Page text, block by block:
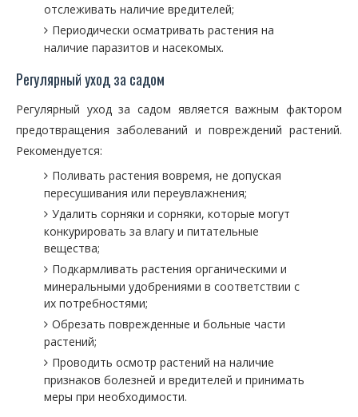
отслеживать наличие вредителей;
Периодически осматривать растения на
наличие паразитов и насекомых.
Регулярный уход за садом
Регулярный уход за садом является важным фактором
предотвращения заболеваний и повреждений растений.
Рекомендуется:
Поливать растения вовремя, не допуская
пересушивания или переувлажнения;
Удалить сорняки и сорняки, которые могут
конкурировать за влагу и питательные
вещества;
Подкармливать растения органическими и
минеральными удобрениями в соответствии с
их потребностями;
Обрезать поврежденные и больные части
растений;
Проводить осмотр растений на наличие
признаков болезней и вредителей и принимать
меры при необходимости.